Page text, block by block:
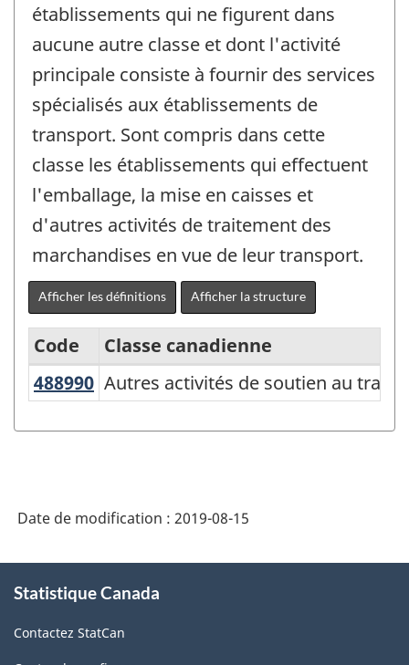
établissements qui ne figurent dans
aucune autre classe et dont l'activité
principale consiste à fournir des services
spécialisés aux établissements de
transport. Sont compris dans cette
classe les établissements qui effectuent
l'emballage, la mise en caisses et
d'autres activités de traitement des
marchandises en vue de leur transport.
Afficher les définitions Afficher la structure
Système
industries
l'Amérique
du
Nord
(SCIAN)
Code
Classe canadienne
488990 Autres activités de soutien au
Autres activités de soutien au
Date de modification : 2019-08-15
propos
ce
Statistique Canada
Contactez StatCan